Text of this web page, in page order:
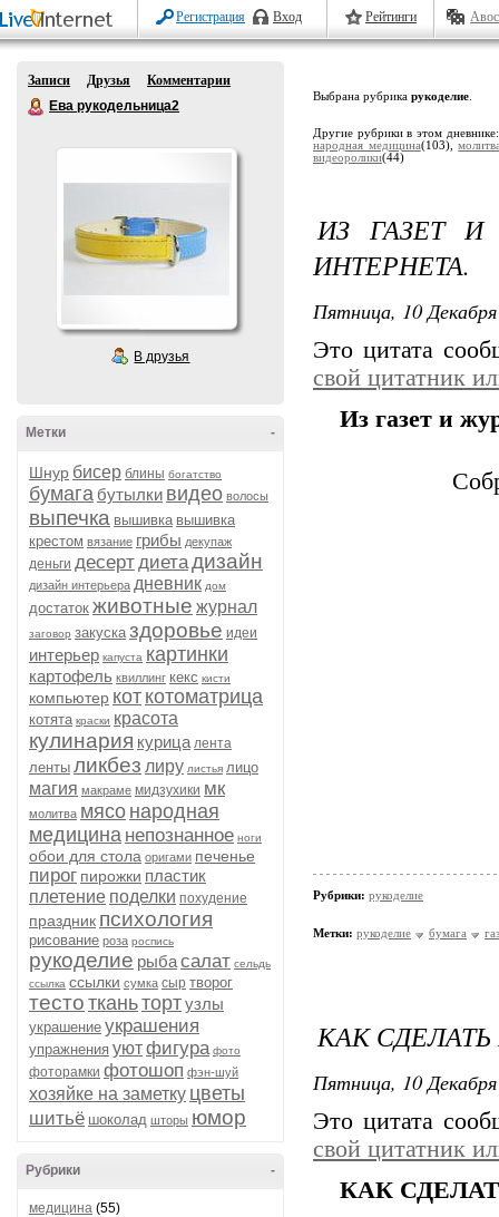
Регистрация Вход Рейтинги
Записи Друзья
Комментарии
Ева рукодельница2
В друзья
-
Метки
Шнур бисер блины богатство
бумага бутылки видео волосы
выпечка вышивка вышивка
крестом вязание грибы декупаж
деньги десертдиетадизайн
дизайн интерьера дневник дом
достаток животные журнал
заговор закуска здоровье идеи
интерьер капуста картинки
картофель квиллинг кекс кисти
компьютер кот котоматрица
котята краски красота
кулинария курица лента
ленты ликбез лиру листья лицо
магия макраме мидзухики мк
молитва мясо народная
медицина непознанное ноги
обои для стола оригами печенье
пирог пирожки пластик
плетение поделки похудение
праздник психология
рисование роза роспись
рукоделие рыбасалат сельдь
ссылка ссылки сумка сыр творог
тесто тканьтортузлы
украшение украшения
упражнения уютфигура фото
фоторамки фотошоп фэн-шуй
хозяйке на заметку цветы
шитьё шоколад шторы юмор
-
Рубрики
медицина (55)
Выбрана рубрика рукоделие
Другие рубрики в этом
народная медицина(103),
видеоролики(44)
ИЗ ГАЗЕТ
ИНТЕРНЕТА.
Пятница, 10
Это цитата
свой цитатник
Из газет и
Рубрики: рукоделие
Метки: рукоделие бумага
КАК
Пятница, 10
Это цитата
свой цитатник
КАК